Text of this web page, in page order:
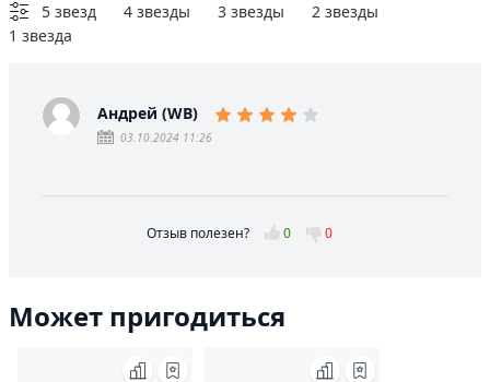
5 звезд 4 звезды 3 звезды
2 звезды
1 звезда
Андрей (WB)
03.10.2024 11:26
Отзыв полезен? 0 0
Может пригодиться